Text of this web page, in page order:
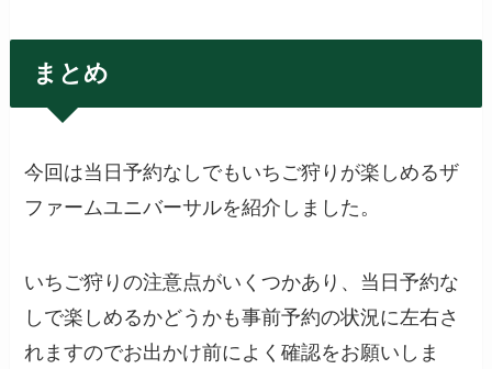
まとめ
今回は当日予約なしでもいちご狩りが楽しめるザ
ファームユニバーサルを紹介しました。
いちご狩りの注意点がいくつかあり、当日予約な
しで楽しめるかどうかも事前予約の状況に左右さ
れますのでお出かけ前によく確認をお願いしま